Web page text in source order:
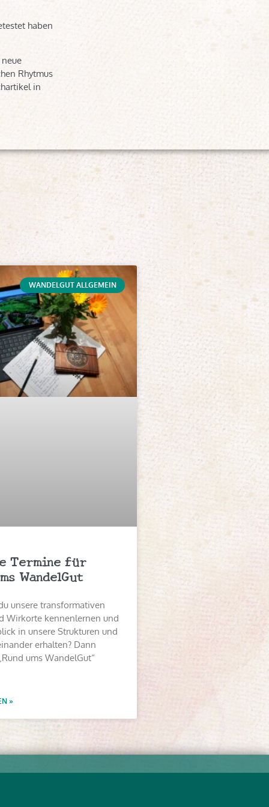
haben
Rhytmus
in
WANDELGUT ALLGEMEIN
Termine für
WandelGut
unsere transformativen
Wirkorte kennenlernen und
in unsere Strukturen und
erhalten? Dann
ums WandelGut“
»